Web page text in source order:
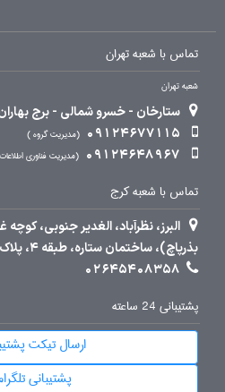
تماس با شعبه تهران
شعبه تهران
ستارخان - خسرو شمالی - برج بهاران -
09124677115
مدیریت گروه
09124648967 مدیریت فناوری اطلاعات
تماس با شعبه کرج
بذرپاچ)، ساختمان ستاره، طبقه 4، پلاک 6
02645408358
پشتیبانی 24 ساعته
ارسال تیکت
پشتیبانی